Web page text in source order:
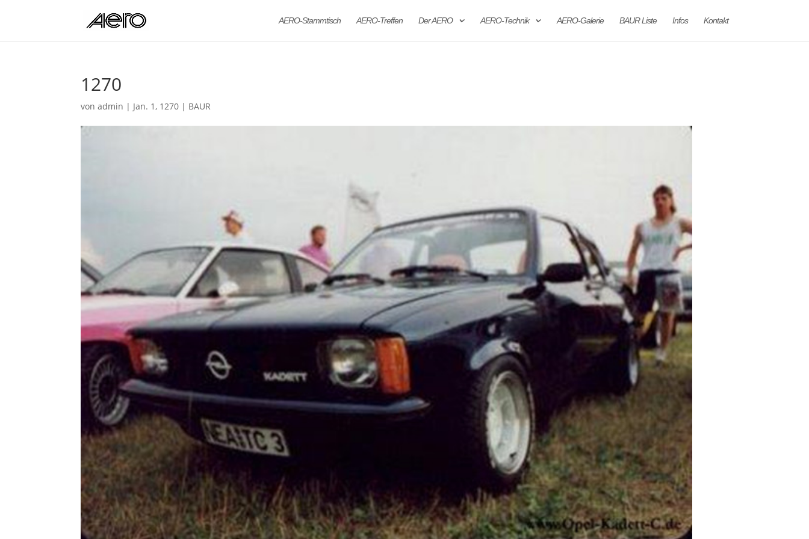
AERO-Stammtisch AERO-Treffen Der AERO AERO-Technik AERO-Galerie BAUR Liste Infos Kontakt
1270
vonadmin | Jan. 1, 1270 | BAUR